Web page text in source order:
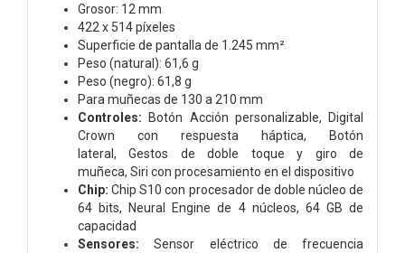
Grosor: 12 mm
422 x 514 píxeles
Superficie de pantalla de 1.245 mm²
Peso (natural): 61,6 g
Peso (negro): 61,8 g
Para muñecas de 130 a 210 mm
Controles:
Botón Acción personalizable,
Digital
Crown con respuesta háptica,
Botón
lateral,Gestos de doble toque y giro de
muñeca, Siri con procesamiento en el dispositivo
Chip:Chip S10 con procesador de doble núcleo de
64 bits,
Neural Engine de 4 núcleos, 64 GB de
capacidad
Sensores:
Sensor eléctrico de frecuencia